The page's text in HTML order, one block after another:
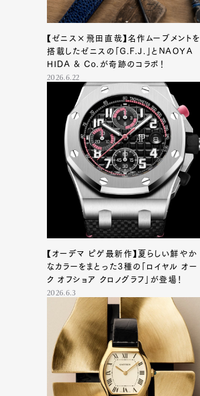
【ゼニス×飛田直哉】名作ムーブメントを
搭載したゼニスの「G.F.J.」とNAOYA
HIDA & Co.が奇跡のコラボ！
2026.6.22
【オーデマ ピゲ最新作】夏らしい鮮やか
なカラーをまとった3種の「ロイヤル オー
ク オフショア クロノグラフ」が登場！
2026.6.3